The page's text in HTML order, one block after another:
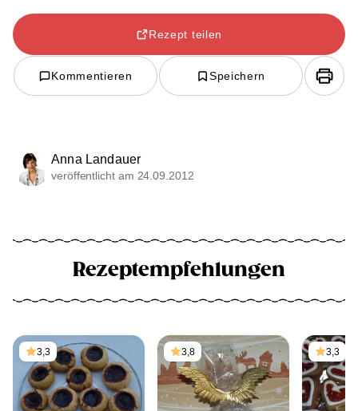
Rezept teilen
Kommentieren Speichern
Anna Landauer
veröffentlicht am 24.09.2012
Rezeptempfehlungen
3,3 3,8 3,3